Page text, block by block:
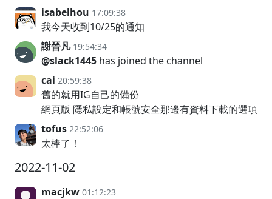
isabelhou 17:09:38
我今天收到10/25的通知
謝晉凡 19:54:34
@slack1445 has joined the channel
cai 20:59:38
舊的就用IG自己的備份
網頁版 隱私設定和帳號安全那邊有資料下載的選項
tofus 22:52:06
太棒了！
2022-11-02
macjkw 01:12:23